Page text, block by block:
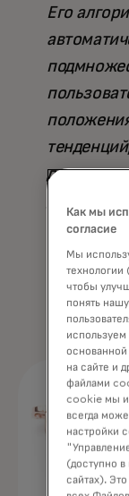
Его
делает
только по
Nadav
Как мы
согласие
Мы
чтобы
понять
основанной
на сайте и
файлами
cookie мы
всегда
настройки
(доступно
сайтах).